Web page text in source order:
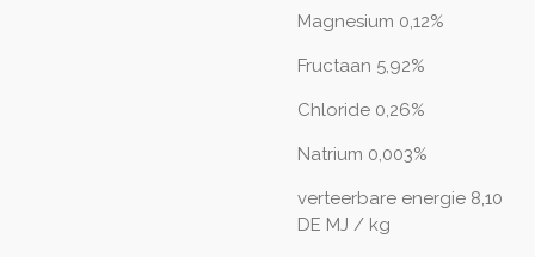
Magnesium 0,12%
Fructaan 5,92%
Chloride 0,26%
Natrium 0,003%
verteerbare energie 8,10
DE MJ / kg